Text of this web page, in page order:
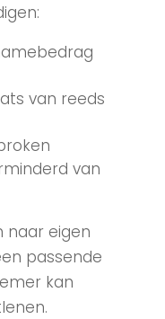
van reeds
van
naar eigen
passende
kan